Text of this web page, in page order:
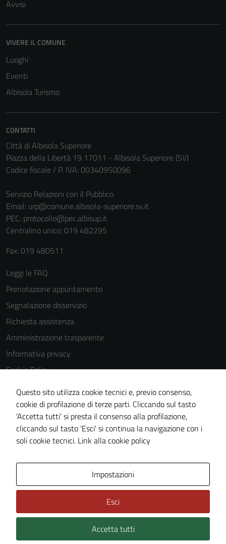
Avvisi
VIVERE IL COMUNE
Luoghi
Eventi
Albisola Turismo
CONTATTI
Città di Albisola Superiore
Piazza della Libertà 19 17011 - Albisola Superiore (SV)
Codice fiscale / P. IVA: 00340950096
Servizio Relazioni con il Pubblico
Email: urp@comune.albisola-superiore.sv.it
PEC: protocollo@pec.albisup.it
Centralino unico: 019 482295
Fax: 019 480511
Leggi le FAQ
Prenotazione appuntamento
Segnalazione disservizio
Richiesta assistenza
Amministrazione trasparente
Informativa privacy
Cookie Policy
Note legali
Dichiarazione di accessibilità
Piano di miglioramento del sito
Statistiche sito web
Technical Design s.r.l.
Questo sito utilizza cookie tecnici e, previo consenso,
cookie di profilazione di terze parti. Cliccando sul tasto
'Accetta tutti' si presta il consenso alla profilazione,
cliccando sul tasto 'Esci' si continua la navigazione con i
soli cookie tecnici. Link alla cookie policy
Impostazioni
Esci
Accetta tutti
personali.